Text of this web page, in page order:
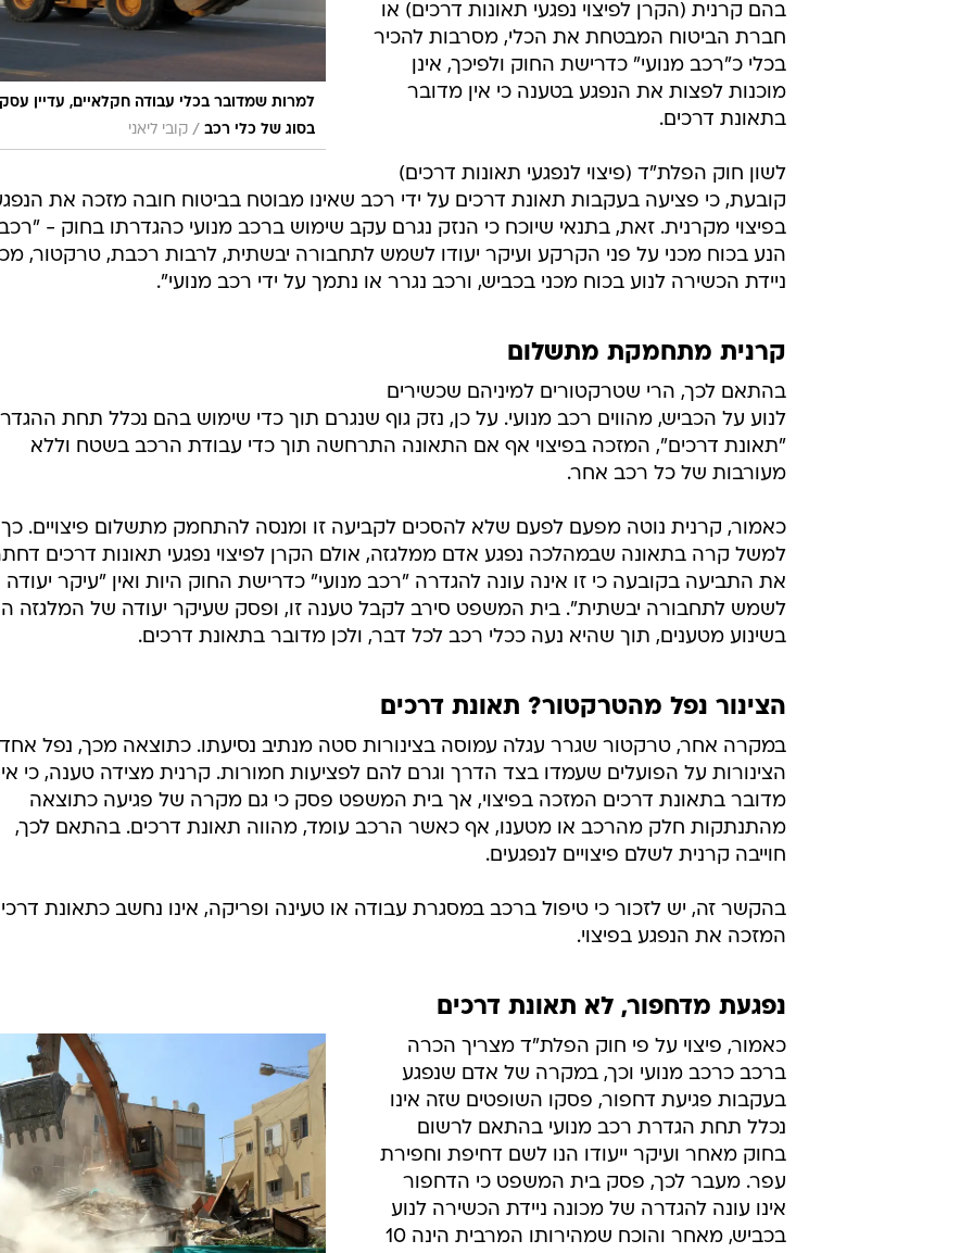
ארכיון מדורים
למרות שמדובר בכלי עבודה חקלאיים, עדיין
בסוג של כלי רכב / קובי ליאני
בהם קרנית (הקרן לפיצוי נפגעי תאונות דרכים) או
חברת הביטוח המבטחת את הכלי, מסרבות להכיר
בכלי כ"רכב מנועי" כדרישת החוק ולפיכך, אינן
מוכנות לפצות את הנפגע בטענה כי אין מדובר
בתאונת דרכים.
לשון חוק הפלת"ד (פיצוי לנפגעי תאונות דרכים)
קובעת, כי פציעה בעקבות תאונת דרכים על ידי רכב שאינו מבוטח בביטוח חובה מזכה את
בפיצוי מקרנית. זאת, בתנאי שיוכח כי הנזק נגרם עקב שימוש ברכב מנועי כהגדרתו בחוק -
הנע בכוח מכני על פני הקרקע ועיקר יעודו לשמש לתחבורה יבשתית, לרבות רכבת, טרקטור,
ניידת הכשירה לנוע בכוח מכני בכביש, ורכב נגרר או נתמך על ידי רכב מנועי".
קרנית מתחמקת מתשלום
בהתאם לכך, הרי שטרקטורים למיניהם שכשירים
לנוע על הכביש, מהווים רכב מנועי. על כן, נזק גוף שנגרם תוך כדי שימוש בהם נכלל תחת
"תאונת דרכים", המזכה בפיצוי אף אם התאונה התרחשה תוך כדי עבודת הרכב בשטח וללא
מעורבות של כל רכב אחר.
כאמור, קרנית נוטה מפעם לפעם שלא להסכים לקביעה זו ומנסה להתחמק מתשלום פיצויים. כך
למשל קרה בתאונה שבמהלכה נפגע אדם ממלגזה, אולם הקרן לפיצוי נפגעי תאונות דרכים
את התביעה בקובעה כי זו אינה עונה להגדרה "רכב מנועי" כדרישת החוק היות ואין "עיקר יעודה
לשמש לתחבורה יבשתית". בית המשפט סירב לקבל טענה זו, ופסק שעיקר יעודה של המלגזה
בשינוע מטענים, תוך שהיא נעה ככלי רכב לכל דבר, ולכן מדובר בתאונת דרכים.
הצינור נפל מהטרקטור? תאונת דרכים
במקרה אחר, טרקטור שגרר עגלה עמוסה בצינורות סטה מנתיב נסיעתו. כתוצאה מכך, נפל אחד
הצינורות על הפועלים שעמדו בצד הדרך וגרם להם לפציעות חמורות. קרנית מצידה טענה, כי
מדובר בתאונת דרכים המזכה בפיצוי, אך בית המשפט פסק כי גם מקרה של פגיעה כתוצאה
מהתנתקות חלק מהרכב או מטענו, אף כאשר הרכב עומד, מהווה תאונת דרכים. בהתאם לכך,
חוייבה קרנית לשלם פיצויים לנפגעים.
בהקשר זה, יש לזכור כי טיפול ברכב במסגרת עבודה או טעינה ופריקה, אינו נחשב כתאונת
המזכה את הנפגע בפיצוי.
נפגעת מדחפור, לא תאונת דרכים
כאמור, פיצוי על פי חוק הפלת"ד מצריך הכרה
ברכב כרכב מנועי וכך, במקרה של אדם שנפגע
בעקבות פגיעת דחפור, פסקו השופטים שזה אינו
נכלל תחת הגדרת רכב מנועי בהתאם לרשום
בחוק מאחר ועיקר ייעודו הנו לשם דחיפת וחפירת
עפר. מעבר לכך, פסק בית המשפט כי הדחפור
אינו עונה להגדרה של מכונה ניידת הכשירה לנוע
בכביש, מאחר והוכח שמהירותו המרבית הינה 10